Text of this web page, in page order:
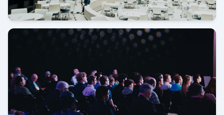
Grand Launching AMI di Novotel